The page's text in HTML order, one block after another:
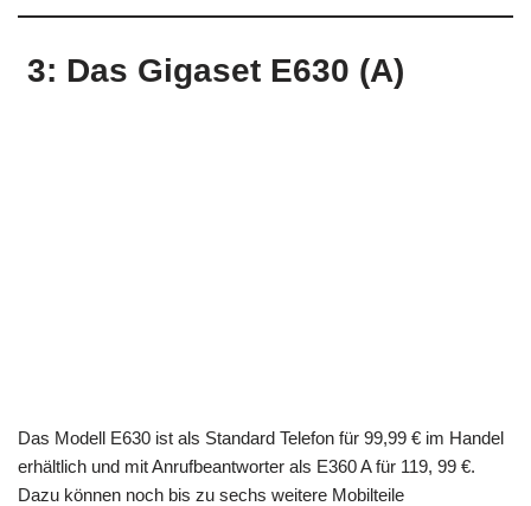
3: Das Gigaset E630 (A)
Das Modell E630 ist als Standard Telefon für 99,99 € im Handel
erhältlich und mit Anrufbeantworter als E360 A für 119, 99 €.
Dazu können noch bis zu sechs weitere Mobilteile